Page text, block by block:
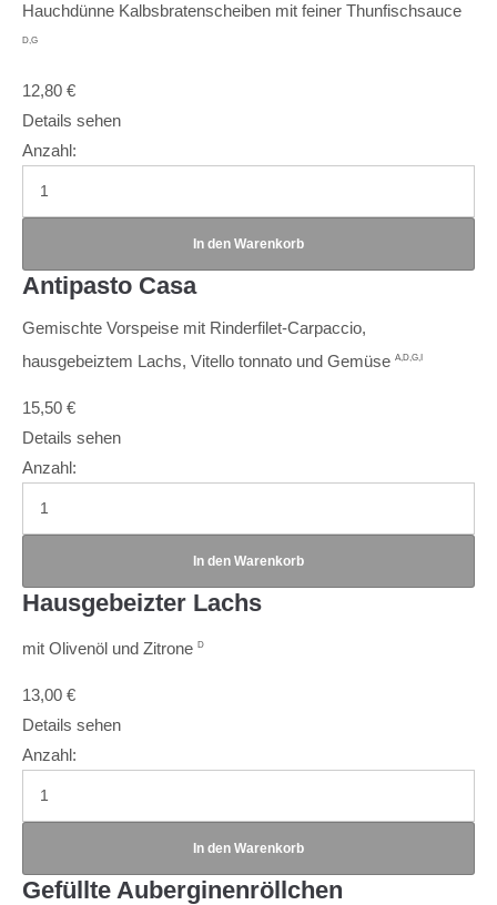
Hauchdünne Kalbsbratenscheiben mit feiner Thunfischsauce
D,G
12,80 €
Details sehen
Anzahl:
Antipasto Casa
Gemischte Vorspeise mit Rinderfilet-Carpaccio,
hausgebeiztem Lachs, Vitello tonnato und Gemüse A,D,G,I
15,50 €
Details sehen
Anzahl:
Hausgebeizter Lachs
mit Olivenöl und Zitrone D
13,00 €
Details sehen
Anzahl:
Gefüllte Auberginenröllchen